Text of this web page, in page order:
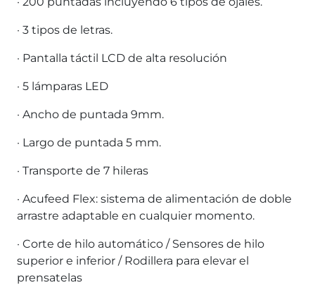
· 3 tipos de letras.
· Pantalla táctil LCD de alta resolución
· 5 lámparas LED
· Ancho de puntada 9mm.
· Largo de puntada 5 mm.
· Transporte de 7 hileras
· Acufeed Flex: sistema de alimentación de doble
arrastre adaptable en cualquier momento.
· Corte de hilo automático / Sensores de hilo
superior e inferior / Rodillera para elevar el
prensatelas